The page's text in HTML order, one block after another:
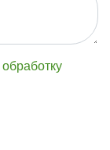
обработку